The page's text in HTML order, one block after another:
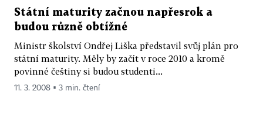
Státní maturity začnou napřesrok a
budou různě obtížné
Ministr školství Ondřej Liška představil svůj plán pro
státní maturity. Měly by začít v roce 2010 a kromě
povinné češtiny si budou studenti...
11. 3. 2008 ▪ 3 min. čtení